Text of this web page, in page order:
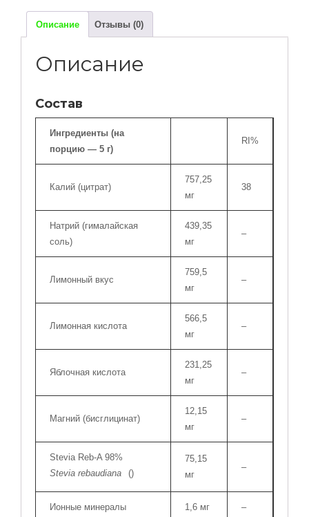
TOTAL
HYDRATE
Описание Отзывы (0)
Описание
Состав
Ингредиенты (на
порцию — 5 г)
RI%
Калий (цитрат)
757,25
мг
38
Натрий (гималайская
соль)
439,35
мг
–
Лимонный вкус
759,5
мг
–
Лимонная кислота
566,5
мг
–
Яблочная кислота
231,25
мг
–
Магний (бисглицинат)
12,15
мг
–
Stevia Reb-A 98%
(
Stevia rebaudiana )
75,15
мг
–
Ионные минералы 1,6 мг –